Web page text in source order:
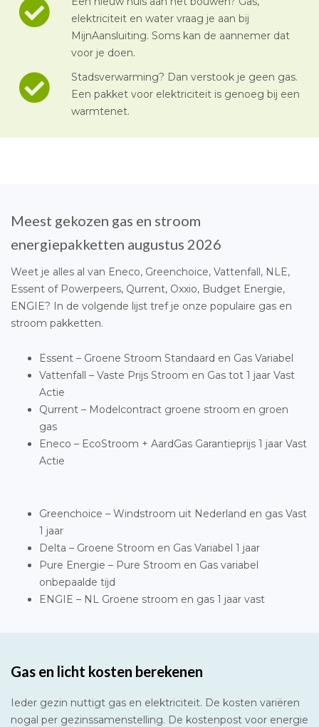
elektriciteit en water vraag je aan bij
MijnAansluiting. Soms kan de aannemer dat
voor je doen.
Stadsverwarming? Dan verstook je geen gas.
Een pakket voor elektriciteit is genoeg bij een
warmtenet.
Meest gekozen gas en stroom
energiepakketten augustus 2026
Weet je alles al van Eneco, Greenchoice, Vattenfall, NLE,
Essent of Powerpeers, Qurrent, Oxxio, Budget Energie,
ENGIE? In de volgende lijst tref je onze populaire gas en
stroom pakketten.
Essent – Groene Stroom Standaard en Gas Variabel
Vattenfall – Vaste Prijs Stroom en Gas tot 1 jaar Vast
Actie
Qurrent – Modelcontract groene stroom en groen
gas
Eneco – EcoStroom + AardGas Garantieprijs 1 jaar Vast
Actie
Greenchoice – Windstroom uit Nederland en gas Vast
1 jaar
Delta – Groene Stroom en Gas Variabel 1 jaar
Pure Energie – Pure Stroom en Gas variabel
onbepaalde tijd
ENGIE – NL Groene stroom en gas 1 jaar vast
Gas en licht kosten berekenen
Ieder gezin nuttigt gas en elektriciteit. De kosten variëren
nogal per gezinssamenstelling. De kostenpost voor energie